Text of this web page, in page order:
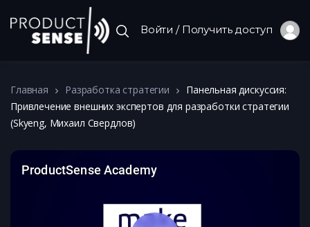
Войти / Получить доступ
Главная Разработка стратегии
Панельная дискуссия:
Привлечение внешних экспертов для разработки стратегии
(Skyeng, Михаил Свердлов)